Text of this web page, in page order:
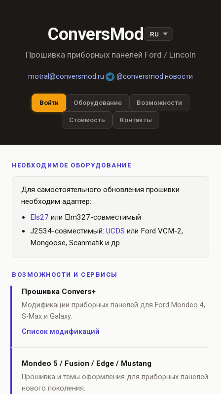
ConversMod
Прошивка приборных панелей Ford / Lincoln
motral@conversmod.ru· @conversmod·новости
Войти Оборудование Возможности
Стоимость Контакты
НЕОБХОДИМОЕ ОБОРУДОВАНИЕ
Для самостоятельного обновления прошивки
необходим адаптер:
Els27 или Elm327-совместимый
J2534-совместимый: UCDS или Ford VCM-2,
Mongoose, Scanmatik и др.
ВОЗМОЖНОСТИ И СЕРВИСЫ
Прошивка Convers+
Модификации приборных панелей для Ford Mondeo 4,
S-Max и Galaxy.
Список модификаций
Mondeo 5 / Fusion / Edge / Mustang
Прошивка и темы оформления для приборных панелей
нового поколения.